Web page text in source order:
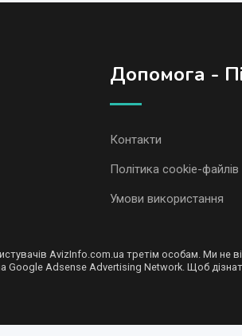
Допомога -
Контакти
Політика cookie-файлів
Умови використання
AvizInfo.com.ua третім особам. Ми не
Google Adsense Advertising Network. Щоб